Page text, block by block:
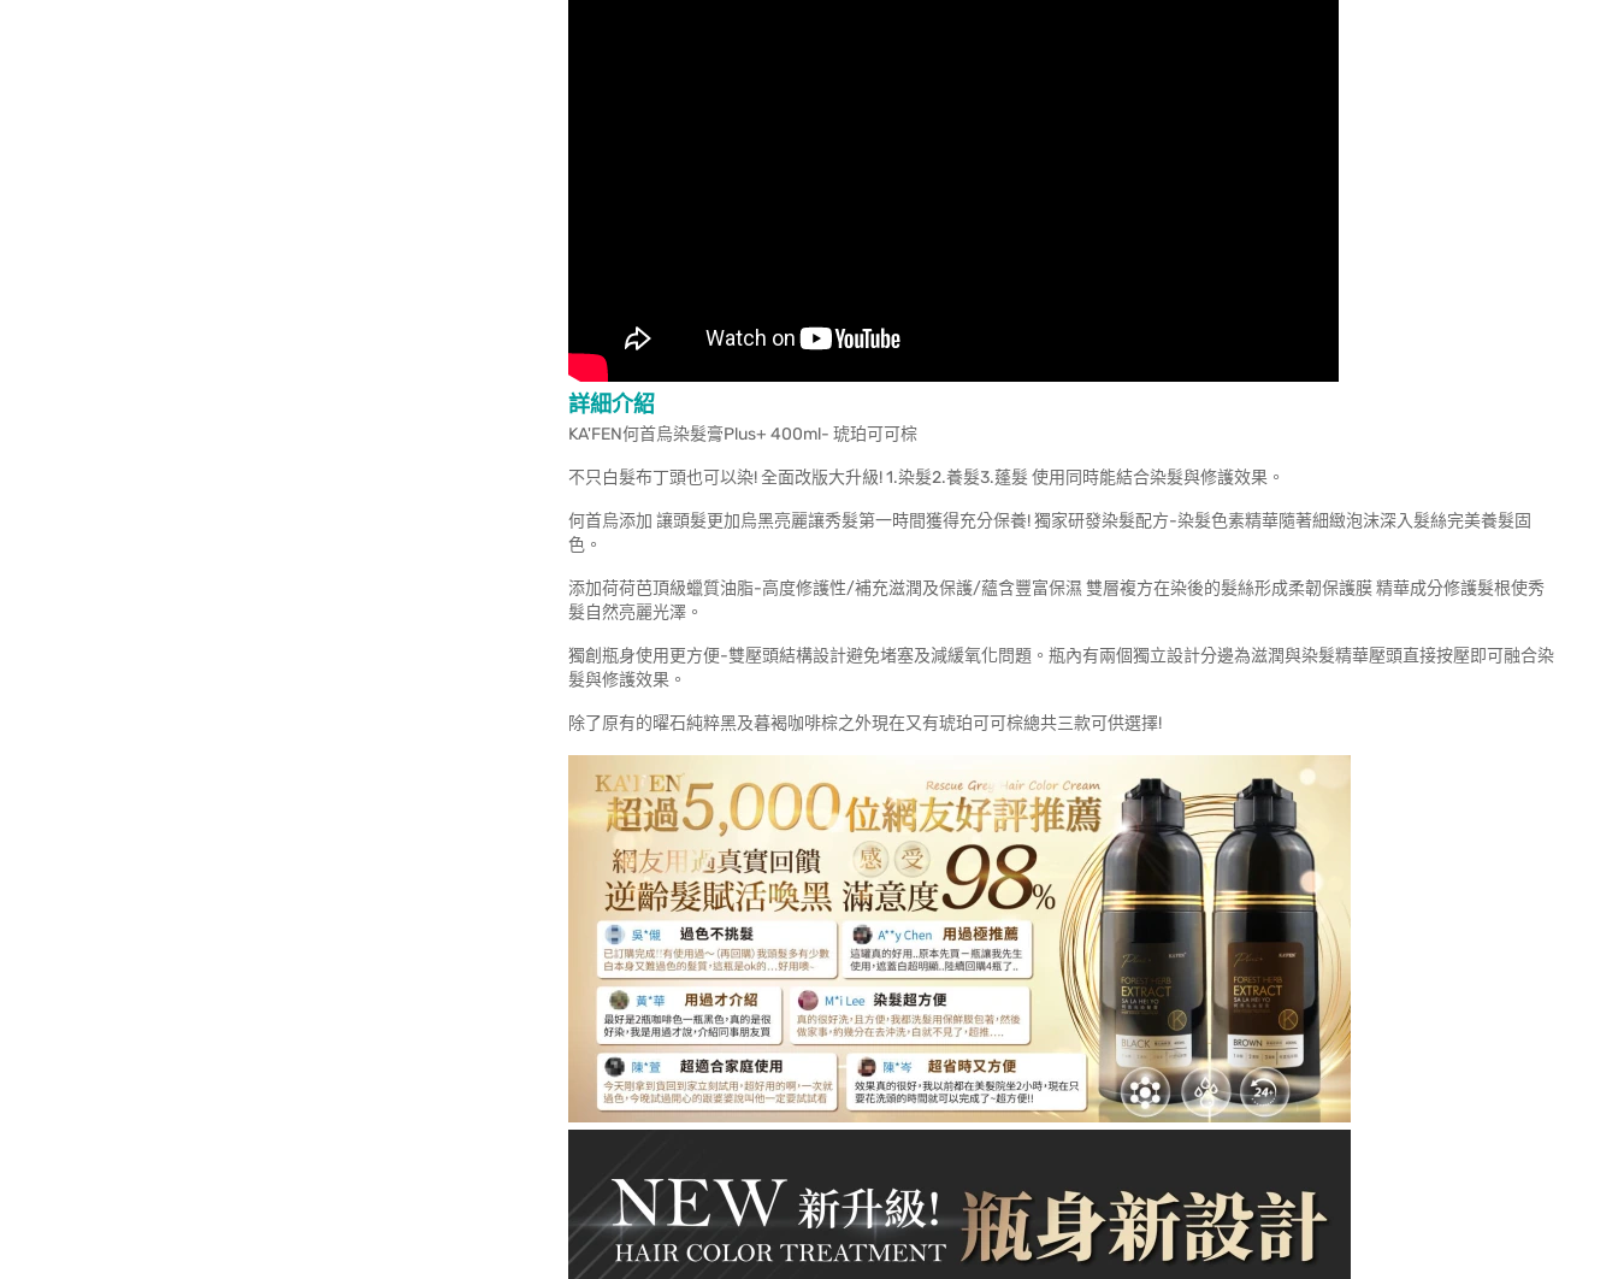
詳細介紹
KA'FEN何首烏染髮膏Plus+ 400ml- 琥珀可可棕
不只白髮布丁頭也可以染! 全面改版大升級! 1.染髮2.養髮3.蓬髮 使用同時能結合染髮與修護效果。
何首烏添加 讓頭髮更加烏黑亮麗讓秀髮第一時間獲得充分保養! 獨家研發染髮配方-染髮色素精華隨著細緻泡沫深入髮絲完美養髮固
色。
添加荷荷芭頂級蠟質油脂-高度修護性/補充滋潤及保護/蘊含豐富保濕 雙層複方在染後的髮絲形成柔韌保護膜 精華成分修護髮根使秀
髮自然亮麗光澤。
獨創瓶身使用更方便-雙壓頭結構設計避免堵塞及減緩氧化問題。瓶內有兩個獨立設計分邊為滋潤與染髮精華壓頭直接按壓即可融合染
髮與修護效果。
除了原有的曜石純粹黑及暮褐咖啡棕之外現在又有琥珀可可棕總共三款可供選擇!